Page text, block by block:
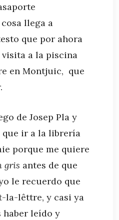
llega a
que por ahora
a la piscina
en Montjuic, que
de Josep Pla y
que ir a la librería
porque me quiere
gris antes de que
le recuerdo que
la-lêttre, y casi ya
leído y